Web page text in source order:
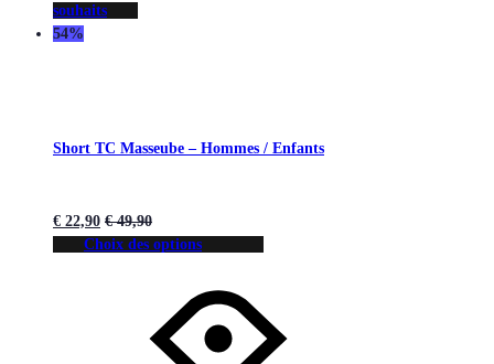
souhaits
54%
Short TC Masseube – Hommes / Enfants
€ 22,90 €49,90
Choix des options